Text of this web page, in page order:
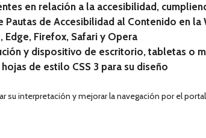
en relación a la accesibilidad,
de Accesibilidad al Contenido en la
Firefox, Safari y Opera
y dispositivo de escritorio, tabletas o
de estilo CSS 3 para su diseño
su interpretación y mejorar la navegación por el